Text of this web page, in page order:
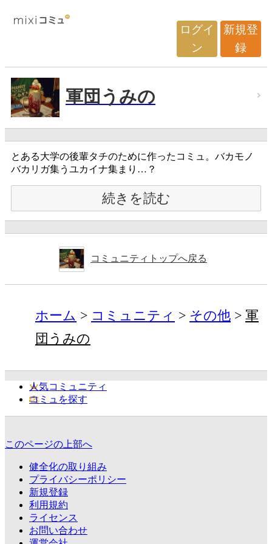
ログイ
ン
新規登
録
軍団うみの
とある大学の後輩タチのために作ったコミュ。バカモノ
バカリガ集うユカイナ集まり…？
続きを読む
コミュニティトップへ戻る
ホーム コミュニティ その他
軍
団うみの
人気コミュニティ
コミュを探す
このページの上部へ
健全化の取り組み
プライバシーポリシー
新規登録
利用規約
ライセンス
お問い合わせ